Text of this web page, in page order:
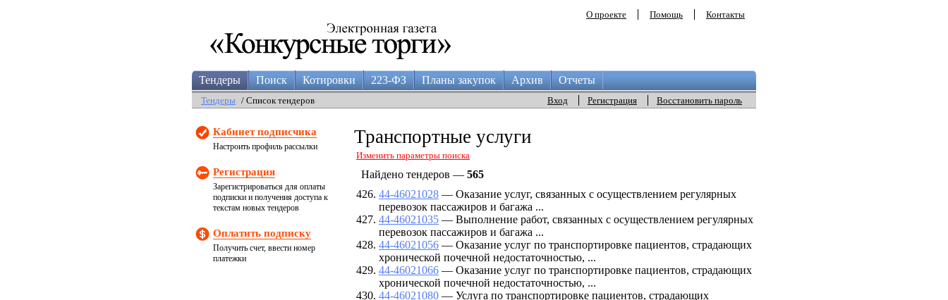
О проекте Помощь Контакты
Тендеры Поиск Котировки 223-ФЗ Планы закупок Архив Отчеты
Вход Регистрация Восстановить пароль
Тендеры / Список тендеров
Кабинет подписчика
Настроить профиль рассылки
Регистрация
Зарегистрироваться для оплаты
подписки и получения доступа к
текстам новых тендеров
Оплатить подписку
Получить счет, ввести номер
платежки
Транспортные услуги
Изменить параметры поиска
Найдено тендеров — 565
44-46021028 — Оказание услуг, связанных с осуществлением регулярных
перевозок пассажиров и багажа ...
44-46021035 — Выполнение работ, связанных с осуществлением регулярных
перевозок пассажиров и багажа ...
44-46021056 — Оказание услуг по транспортировке пациентов, страдающих
хронической почечной недостаточностью, ...
44-46021066 — Оказание услуг по транспортировке пациентов, страдающих
хронической почечной недостаточностью, ...
44-46021080 — Услуга по транспортировке пациентов, страдающих